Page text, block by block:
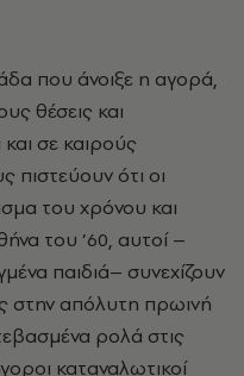
που άνοιξε η αγορά,
θέσεις και
σε καιρούς
πιστεύουν ότι οι
του χρόνου και
του ’60, αυτοί –
παιδιά– συνεχίζουν
στην απόλυτη πρωινή
ρολά στις
καταναλωτικοί